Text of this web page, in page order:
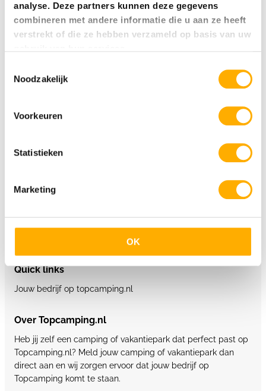
analyse. Deze partners kunnen deze gegevens
combineren met andere informatie die u aan ze heeft
verstrekt of die ze hebben verzameld op basis van uw
Noodzakelijk
Voorkeuren
Statistieken
Marketing
OK
5 sterren campings Nederland
5 sterren campings Italië
5 sterren campings Kroatië
5 sterren campings Oostenrijk
Glamping
Supertrips.nl
Quick links
Jouw bedrijf op topcamping.nl
Over Topcamping.nl
Heb jij zelf een camping of vakantiepark dat perfect past op
Topcamping.nl? Meld jouw camping of vakantiepark dan
direct aan en wij zorgen ervoor dat jouw bedrijf op
Topcamping komt te staan.